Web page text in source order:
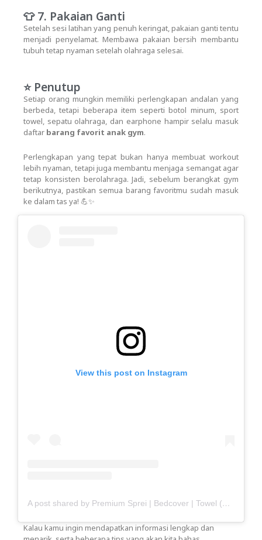
👕 7. Pakaian Ganti
Setelah sesi latihan yang penuh keringat, pakaian ganti tentu
menjadi penyelamat. Membawa pakaian bersih membantu
tubuh tetap nyaman setelah olahraga selesai.
⭐ Penutup
Setiap orang mungkin memiliki perlengkapan andalan yang
berbeda, tetapi beberapa item seperti botol minum, sport
towel, sepatu olahraga, dan earphone hampir selalu masuk
daftar barang favorit anak gym.
Perlengkapan yang tepat bukan hanya membuat workout
lebih nyaman, tetapi juga membantu menjaga semangat agar
tetap konsisten berolahraga. Jadi, sebelum berangkat gym
berikutnya, pastikan semua barang favoritmu sudah masuk
ke dalam tas ya! 💪✨
View this post on Instagram
A post shared by Premium Sprei | Bedcover | Towel (@haisante)
Kalau kamu ingin mendapatkan informasi lengkap dan